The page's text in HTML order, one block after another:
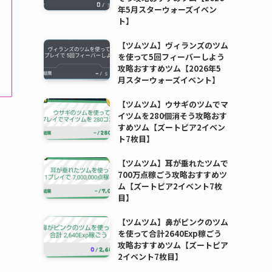
年5月スターウォーズイベン
ト】
【ツムツム】ヴィランズのツム
を使って5回フィーバーしよう
攻略おすすめツム【2026年5
月スターウォーズイベント】
【ツムツム】ウサギのツムでマ
イツムを280個消そう攻略おす
すめツム【ズートピア2イベン
ト7枚目】
【ツムツム】耳が垂れたツムで
700万点稼ごう攻略おすすめツ
ム【ズートピア2イベント7枚
目】
【ツムツム】鼻がピンクのツム
を使って合計2640Exp稼ごう
攻略おすすめツム【ズートピア
2イベント7枚目】